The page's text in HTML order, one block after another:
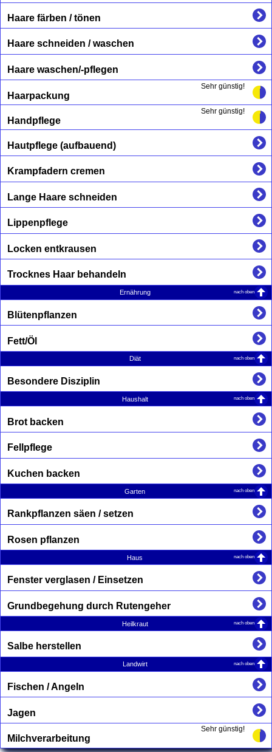
Haare färben / tönen
Haare schneiden / waschen
Haare waschen/-pflegen
Sehr günstig!
Haarpackung
Sehr günstig!
Handpflege
Hautpflege (aufbauend)
Krampfadern cremen
Lange Haare schneiden
Lippenpflege
Locken entkrausen
Trocknes Haar behandeln
Ernährung nach oben
Blütenpflanzen
Fett/Öl
Diät nach oben
Besondere Disziplin
Haushalt nach oben
Brot backen
Fellpflege
Kuchen backen
Garten nach oben
Rankpflanzen säen / setzen
Rosen pflanzen
Haus nach oben
Fenster verglasen / Einsetzen
Grundbegehung durch Rutengeher
Heilkraut nach oben
Salbe herstellen
Landwirt nach oben
Fischen / Angeln
Jagen
Sehr günstig!
Milchverarbeitung